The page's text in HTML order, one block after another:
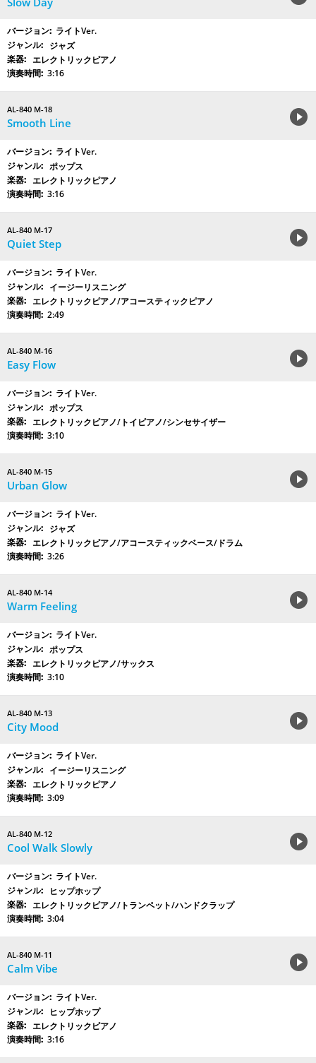
ライトVer.
ジャズ
エレクトリックピアノ
3:16
AL-840 M-18
Smooth Line
ライトVer.
ポップス
エレクトリックピアノ
3:16
AL-840 M-17
Quiet Step
ライトVer.
イージーリスニング
エレクトリックピアノ/アコースティックピアノ
2:49
AL-840 M-16
Easy Flow
ライトVer.
ポップス
エレクトリックピアノ/トイピアノ/シンセサイザー
3:10
AL-840 M-15
Urban Glow
ライトVer.
ジャズ
エレクトリックピアノ/アコースティックベース/ドラム
3:26
AL-840 M-14
Warm Feeling
ライトVer.
ポップス
エレクトリックピアノ/サックス
3:10
AL-840 M-13
City Mood
ライトVer.
イージーリスニング
エレクトリックピアノ
3:09
AL-840 M-12
Cool Walk Slowly
ライトVer.
ヒップホップ
エレクトリックピアノ/トランペット/ハンドクラップ
3:04
AL-840 M-11
Calm Vibe
ライトVer.
ヒップホップ
エレクトリックピアノ
3:16